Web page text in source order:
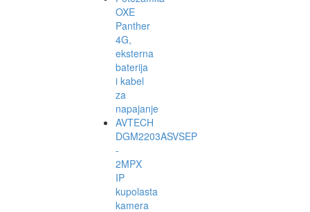
OXE
Panther
4G,
eksterna
baterija
i kabel
za
napajanje
AVTECH
DGM2203ASVSEP
-
2MPX
IP
kupolasta
kamera